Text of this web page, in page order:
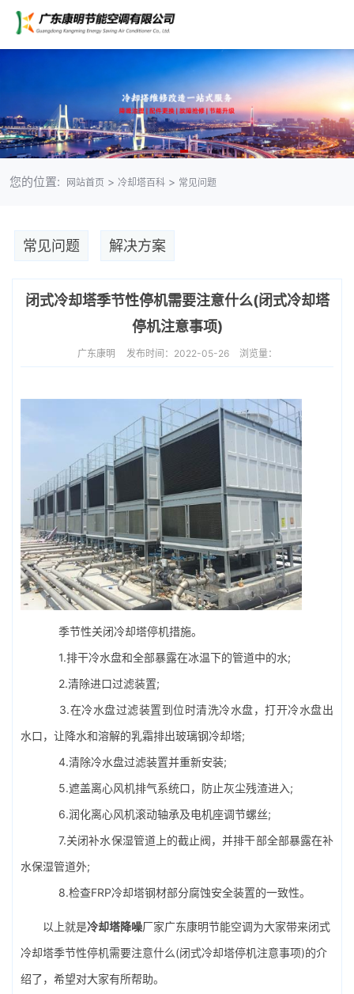
您的位置: 网站首页 > 冷却塔百科> 常见问题
常见问题 解决方案
闭式冷却塔季节性停机需要注意什么(闭式冷却塔
停机注意事项)
广东康明 发布时间：2022-05-26 浏览量：
季节性关闭冷却塔停机措施。
1.排干冷水盘和全部暴露在冰温下的管道中的水;
2.清除进口过滤装置;
3.在冷水盘过滤装置到位时清洗冷水盘，打开冷水盘出
水口，让降水和溶解的乳霜排出玻璃钢冷却塔;
4.清除冷水盘过滤装置并重新安装;
5.遮盖离心风机排气系统口，防止灰尘残渣进入;
6.润化离心风机滚动轴承及电机座调节螺丝;
7.关闭补水保湿管道上的截止阀，并排干部全部暴露在补
水保湿管道外;
8.检查FRP冷却塔钢材部分腐蚀安全装置的一致性。
以上就是冷却塔降噪厂家广东康明节能空调为大家带来闭式
冷却塔季节性停机需要注意什么(闭式冷却塔停机注意事项)的介
绍了，希望对大家有所帮助。